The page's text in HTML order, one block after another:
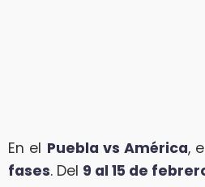
En el Puebla vs América,
fases. Del 9 al 15 de